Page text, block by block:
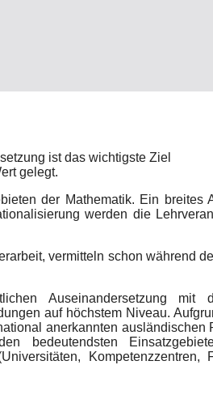
ist das wichtigste Ziel
gelegt.
der Mathematik. Ein breites
werden die
vermitteln schon während
Auseinandersetzung
auf höchstem Niveau.
anerkannten ausländischen
bedeutendsten
Kompetenzzentren,